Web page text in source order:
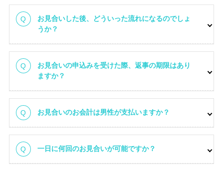
お見合いした後、どういった流れになるのでしょ
うか？
お見合いの申込みを受けた際、返事の期限はあり
ますか？
お見合いのお会計は男性が支払いますか？
一日に何回のお見合いが可能ですか？